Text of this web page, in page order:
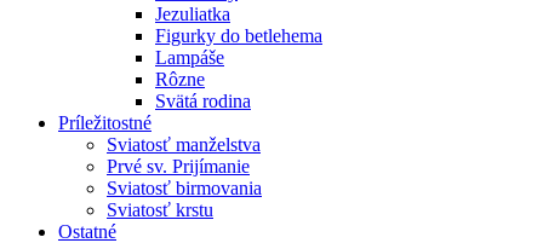
Jezuliatka
Figurky do betlehema
Lampáše
Rôzne
Svätá rodina
Príležitostné
Sviatosť manželstva
Prvé sv. Prijímanie
Sviatosť birmovania
Sviatosť krstu
Ostatné